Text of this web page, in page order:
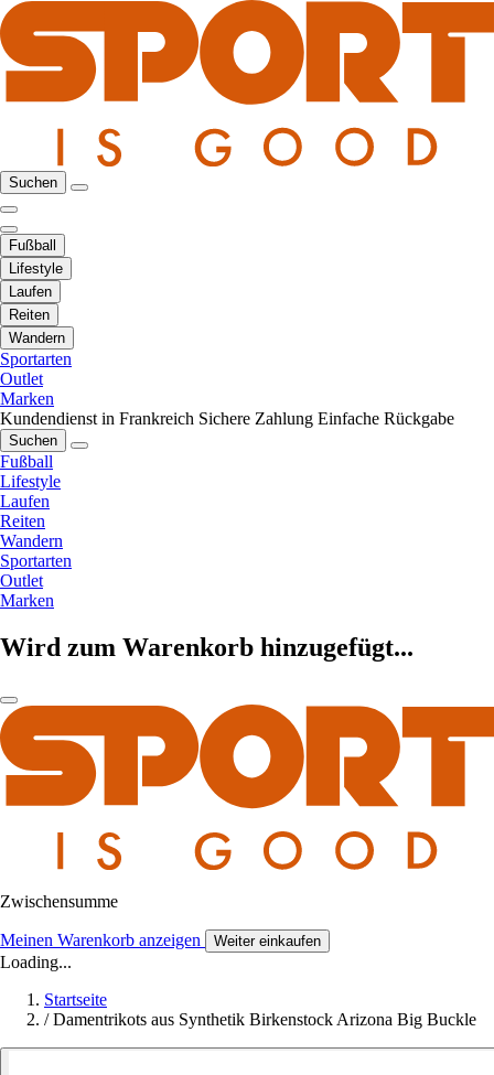
Suchen
Fußball
Lifestyle
Laufen
Reiten
Wandern
Sportarten
Outlet
Marken
Kundendienst in Frankreich Sichere Zahlung Einfache Rückgabe
Suchen
Fußball
Lifestyle
Laufen
Reiten
Wandern
Sportarten
Outlet
Marken
Wird zum Warenkorb hinzugefügt...
Zwischensumme
Meinen Warenkorb anzeigen Weiter einkaufen
Loading...
Startseite
/ Damentrikots aus Synthetik Birkenstock Arizona Big Buckle